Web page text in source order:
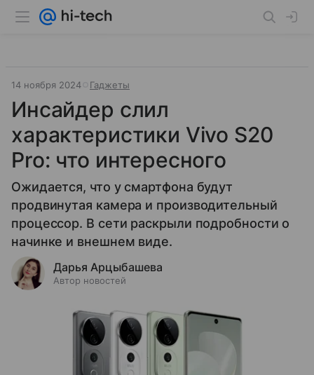
14 ноября 2024 Гаджеты
Инсайдер слил
характеристики Vivo S20
Pro: что интересного
Ожидается, что у смартфона будут
продвинутая камера и производительный
процессор. В сети раскрыли подробности о
начинке и внешнем виде.
Дарья Арцыбашева
Автор новостей